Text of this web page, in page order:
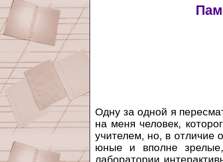
Одну за одной я
на меня человек,
учителем, но, в отличие
юные и вполне
лаборатории